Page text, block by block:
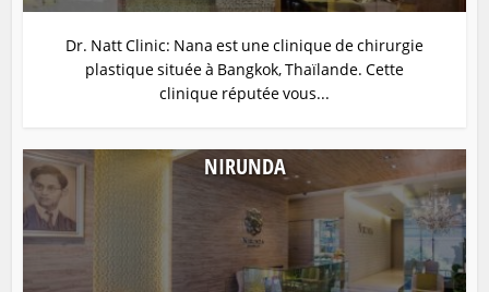
Dr. Natt Clinic: Nana est une clinique de chirurgie
plastique située à Bangkok, Thaïlande. Cette
clinique réputée vous...
NIRUNDA